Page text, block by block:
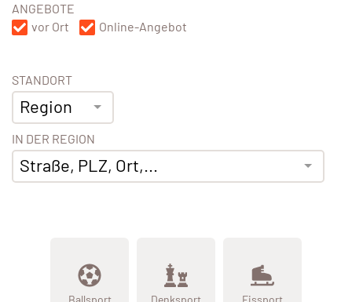
ANGEBOTE
vor Ort
Online-Angebot
STANDORT
Region
IN DER REGION
Straße, PLZ, Ort,...
Ballsport Denksport Eissport